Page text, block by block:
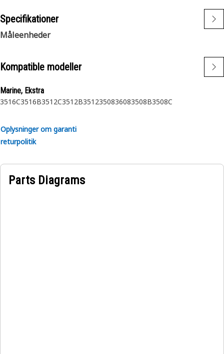
Specifikationer
Måleenheder
Kompatible modeller
Marine, Ekstra
3516C3516B3512C3512B3512350836083508B3508C
Oplysninger om garanti
returpolitik
Parts Diagrams